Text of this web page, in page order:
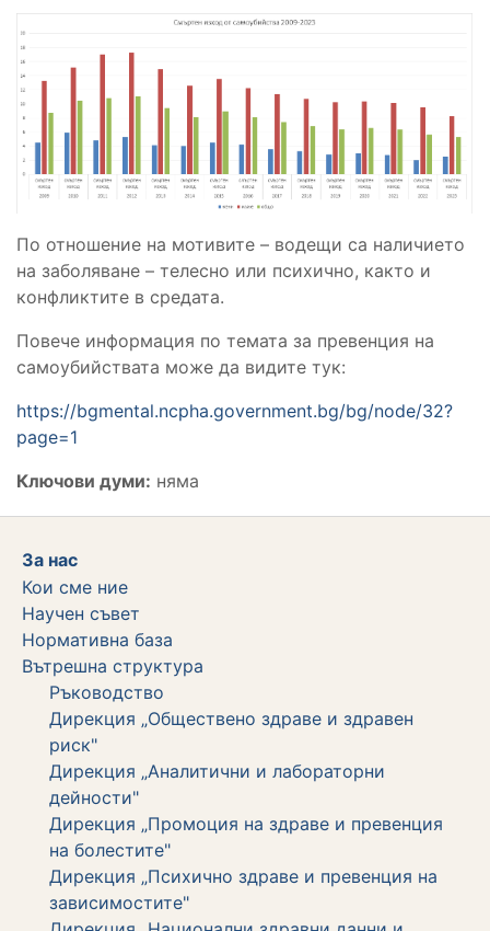
По отношение на мотивите – водещи са наличието
на заболяване – телесно или психично, както и
конфликтите в средата.
Повече информация по темата за превенция на
самоубийствата може да видите тук:
https://bgmental.ncpha.government.bg/bg/node/32?
page=1
Ключови думи: няма
За нас
Кои сме ние
Научен съвет
Нормативна база
Вътрешна структура
Ръководство
Дирекция „Обществено здраве и здравен
риск"
Дирекция „Аналитични и лабораторни
дейности"
Дирекция „Промоция на здраве и превенция
на болестите"
Дирекция „Психично здраве и превенция на
зависимостите"